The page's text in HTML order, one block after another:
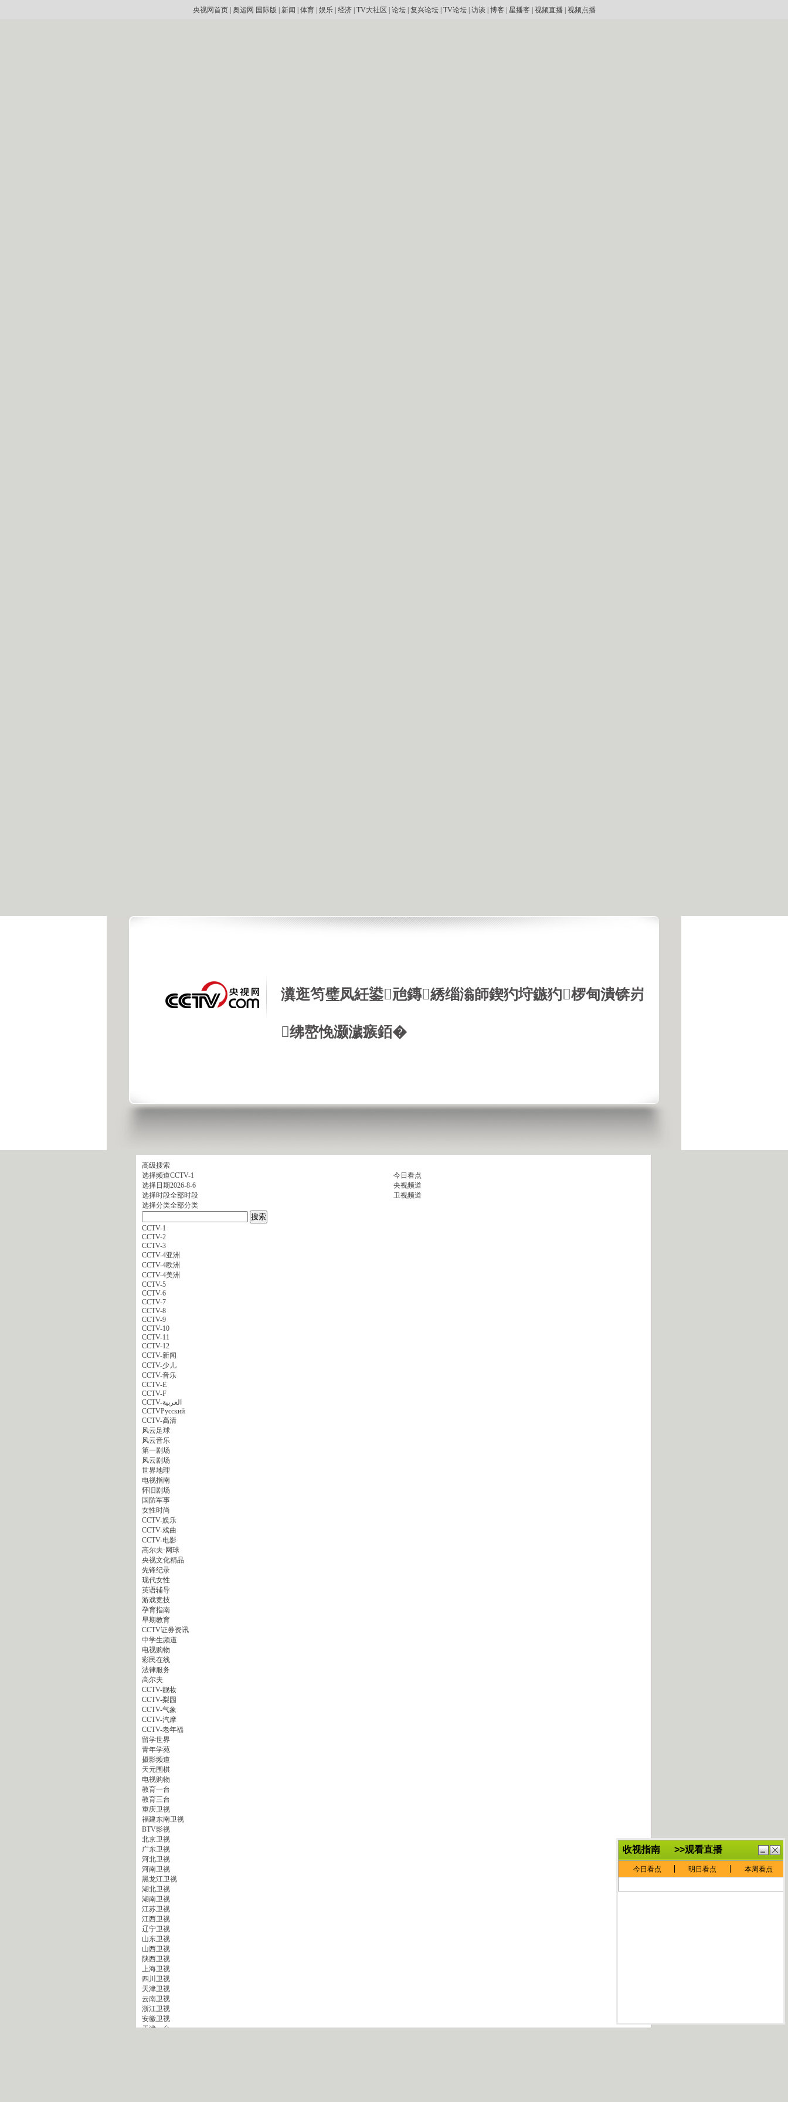
央视网首页| 奥运网 国际版 新闻 体育| 娱乐| 经济| TV大社区 论坛| 复兴论坛| TV论坛| 访谈 博客 星播客 视频直播| 视频点播
瀵逛笉璧凤紝鍙兘鏄綉缁滃師鍥犳垨鏃犳椤甸潰锛岃
绋嶅悗灏濊瘯銆�
高级搜索
选择频道CCTV-1
选择日期2026-8-6
选择时段全部时段
选择分类全部分类
CCTV-1
CCTV-2
CCTV-3
CCTV-4亚洲
CCTV-4欧洲
CCTV-4美洲
CCTV-5
CCTV-6
CCTV-7
CCTV-8
CCTV-9
CCTV-10
CCTV-11
CCTV-12
CCTV-新闻
CCTV-少儿
CCTV-音乐
CCTV-E
CCTV-F
CCTV-العربية
CCTVPусский
CCTV-高清
风云足球
风云音乐
第一剧场
风云剧场
世界地理
电视指南
怀旧剧场
国防军事
女性时尚
CCTV-娱乐
CCTV-戏曲
CCTV-电影
高尔夫·网球
央视文化精品
先锋纪录
现代女性
英语辅导
游戏竞技
孕育指南
早期教育
CCTV证券资讯
中学生频道
电视购物
彩民在线
法律服务
高尔夫
CCTV-靓妆
CCTV-梨园
CCTV-气象
CCTV-汽摩
CCTV-老年福
留学世界
青年学苑
摄影频道
天元围棋
电视购物
教育一台
教育三台
重庆卫视
福建东南卫视
BTV影视
北京卫视
广东卫视
河北卫视
河南卫视
黑龙江卫视
湖北卫视
湖南卫视
江苏卫视
江西卫视
辽宁卫视
山东卫视
山西卫视
陕西卫视
上海卫视
四川卫视
天津卫视
云南卫视
浙江卫视
安徽卫视
天津一台
今日看点
央视频道
卫视频道
抽
鏈
€灏
忓
寲